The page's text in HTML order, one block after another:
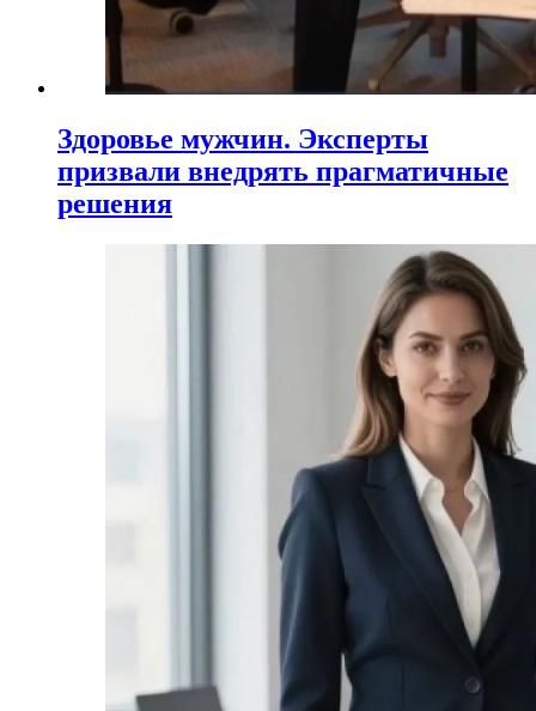
Здоровье мужчин. Эксперты
призвали внедрять прагматичные
решения